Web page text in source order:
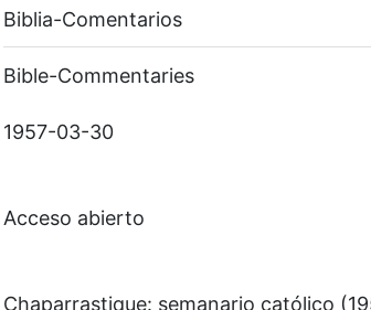
Biblia-Comentarios
Bible-Commentaries
1957-03-30
Acceso abierto
Chaparrastique: semanario católico